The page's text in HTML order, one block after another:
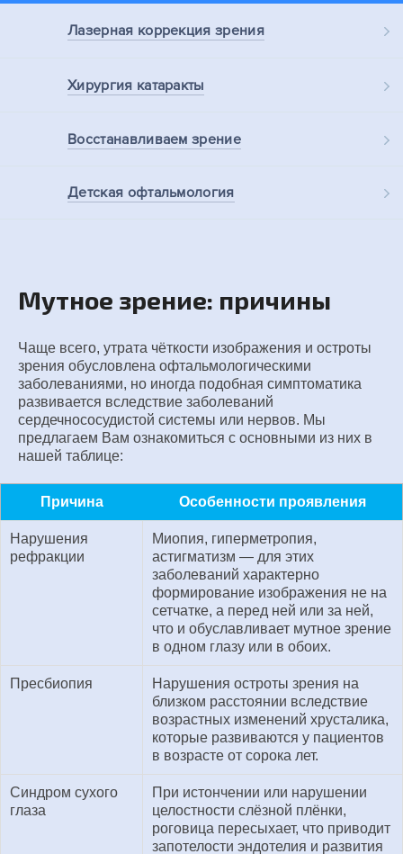
Лазерная коррекция зрения
Хирургия катаракты
Восстанавливаемзрение
Детская офтальмология
Мутное зрение: причины
Чаще всего, утрата чёткости изображения и остроты
зрения обусловлена офтальмологическими
заболеваниями, но иногда подобная симптоматика
развивается вследствие заболеваний
сердечнососудистой системы или нервов. Мы
предлагаем Вам ознакомиться с основными из них в
нашей таблице:
Причина Особенности проявления
Нарушения
рефракции
Миопия, гиперметропия,
астигматизм — для этих
заболеваний характерно
формирование изображения не на
сетчатке, а перед ней или за ней,
что и обуславливает мутное зрение
в одном глазу или в обоих.
Пресбиопия
Нарушения остроты зрения на
близком расстоянии вследствие
возрастных изменений хрусталика,
которые развиваются у пациентов
в возрасте от сорока лет.
Синдром сухого
глаза
При истончении или нарушении
целостности слёзной плёнки,
роговица пересыхает, что приводит
запотелости эндотелия и развития